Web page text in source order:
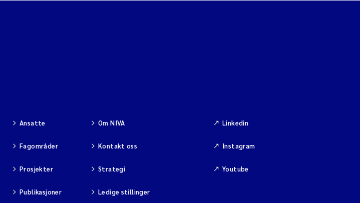
Ansatte
Fagområder
Prosjekter
Publikasjoner
Om NIVA
Kontakt oss
Strategi
Ledige stillinger
Linkedin
Instagram
Youtube